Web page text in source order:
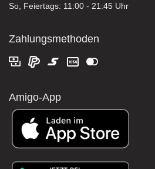
So, Feiertags: 11:00 - 21:45 Uhr
Zahlungsmethoden
Amigo-App